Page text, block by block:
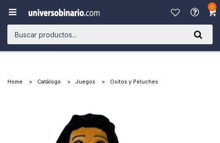
0

Home Catálogo Juegos Ositos y Peluches